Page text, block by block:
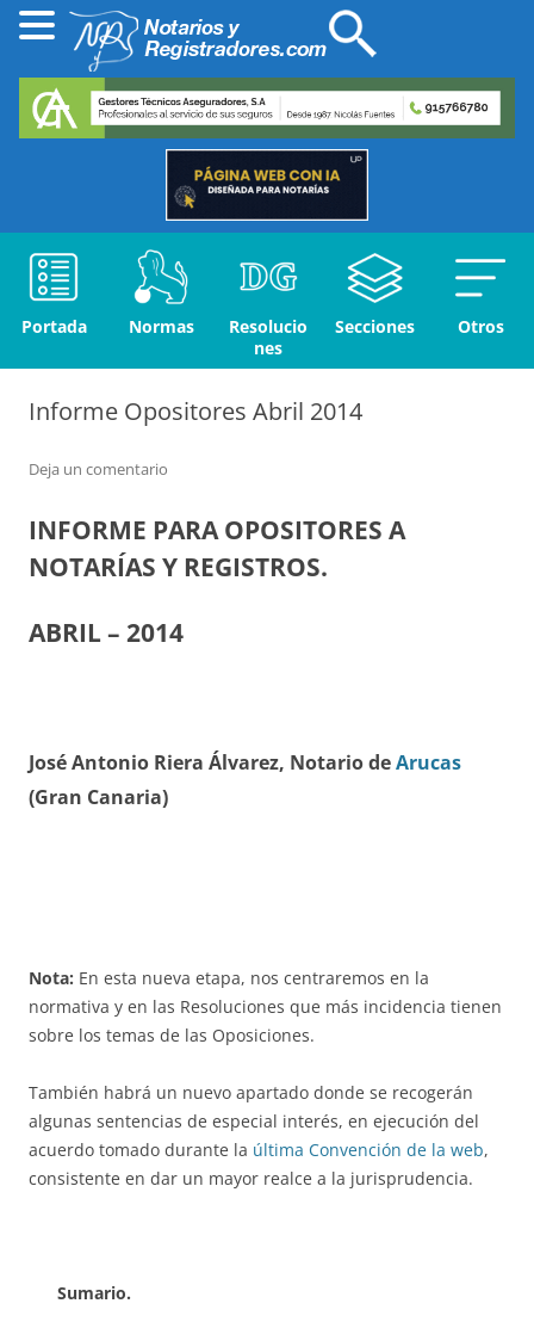
Portada Normas
Resolucio
nes
Secciones Otros
Informe Opositores Abril 2014
Deja un comentario
INFORME PARA OPOSITORES A
NOTARÍAS Y REGISTROS.
ABRIL– 2014
José Antonio Riera Álvarez, Notario deArucas
(Gran Canaria)
Nota: En esta nueva etapa, nos centraremos en la
normativa y en las Resoluciones que más incidencia tienen
sobre los temas de las Oposiciones.
También habrá un nuevo apartado donde se recogerán
algunas sentencias de especial interés, en ejecución del
acuerdo tomado durante la última Convención de la web,
consistente en dar un mayor realce a la jurisprudencia.
Sumario.